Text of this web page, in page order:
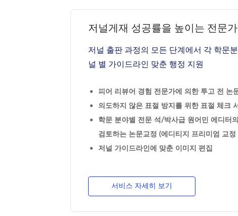
저널게재 성공률을 높이는 전문
저널 출판 과정의 모든 단계에서 각 학문
널 별 가이드라인 맞춘 행정 지원
피어 리뷰어 경험 전문가에 의한 투고 전 논
의도하지 않은 표절 방지를 위한 표절 체크
학문 분야별 전문 석/박사급 원어민 에디터
검토하는 논문교정 (에디티지 프리미엄 교
저널 가이드라인에 맞춘 이미지 편집
서비스 자세히 보기